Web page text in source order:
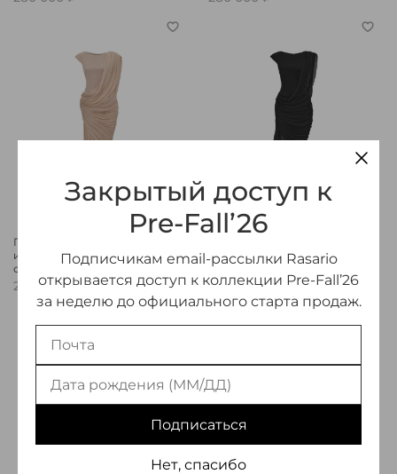
Платье макси из вискозы
и шелка с открытой
спиной
280 000 ₽
и шелка с открытой
спиной
280 000 ₽
Закрытый доступ к
Pre-Fall’26
Подписчикам email-рассылки Rasario
открывается доступ к коллекции Pre-Fall’26
за неделю до официального старта продаж.
Подписаться
Нет, спасибо